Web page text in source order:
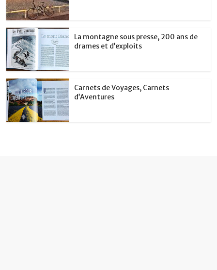
La montagne sous presse, 200 ans de
drames et d’exploits
Carnets de Voyages, Carnets
d’Aventures